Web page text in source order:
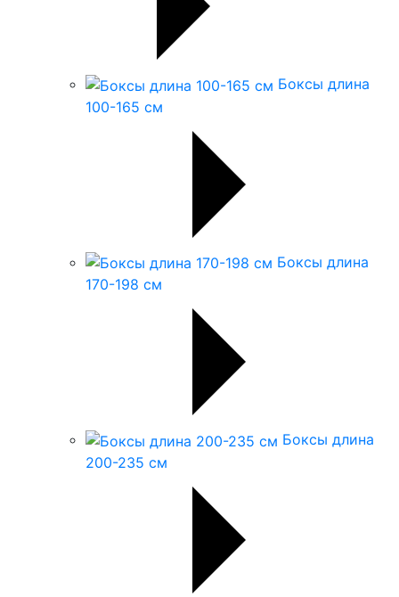
Боксы длина
100-165 см
Боксы длина
170-198 см
Боксы длина
200-235 см